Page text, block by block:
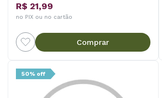
R$ 21,99
no PIX ou no cartão
Comprar
50% off